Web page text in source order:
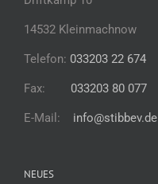
14532 Kleinmachnow
Telefon: 033203 22 674
Fax: 033203 80 077
E-Mail: info@stibbev.de
NEUES